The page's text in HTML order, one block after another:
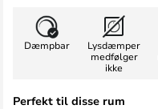
Dæmpbar
Lysdæmper
medfølger
ikke
Perfekt til disse rum